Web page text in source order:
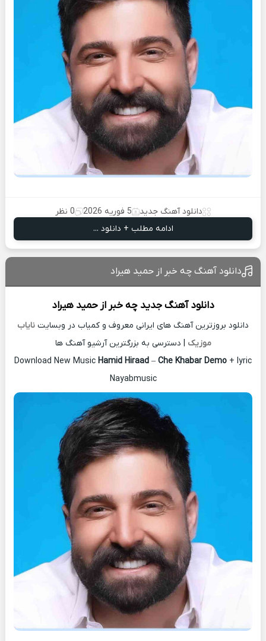
دانلود آهنگ جدید 5 فوریه 2026
0 نظر
ادامه مطلب + دانلود ...
دانلود آهنگ چه خبر از حمید هیراد
دانلود آهنگ جدید چه خبر ازحمید هیراد
دانلود بروزترین آهنگ های ایرانی معروف و کمیاب در وبسایت نایاب
موزیک | دسترسی به بزرگترین آرشیو آهنگ ها
Download New Music Hamid Hiraad – Che Khabar Demo + lyric
Nayabmusic